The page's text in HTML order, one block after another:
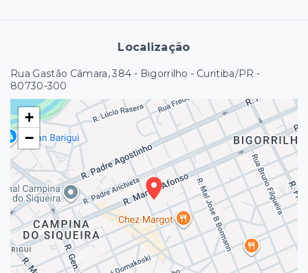
Localização
Rua Gastão Câmara, 384 - Bigorrilho - Curitiba/PR -
80730-300
+
−